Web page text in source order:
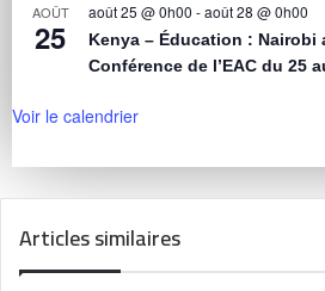
AOÛT
25
août 25 @ 0h00 -août 28 @ 0h00
Kenya – Éducation : Nairobi
Conférence de l’EAC du 25
Voir le calendrier
Articles similaires